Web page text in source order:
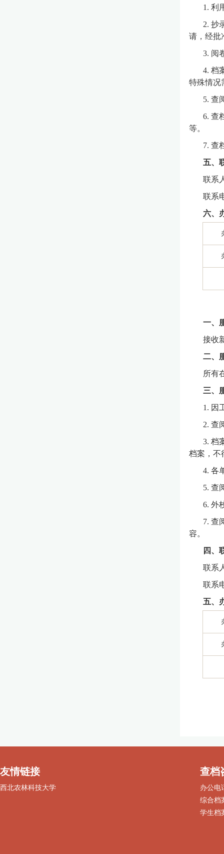
1. 利
2. 抄
请，经批
3. 阅
4. 档
特殊情况
5. 查
6. 查
等。
7. 查
五、
联系
联系
六、
一、
接收
二、
所有
三、
1. 因
2. 查
3. 档
档案，不
4. 各
5. 查
6. 外
7. 查
容。
四、
联系
联系
五、
友情链接
西北农林科技大学
查档
办公电
综合档
学生档